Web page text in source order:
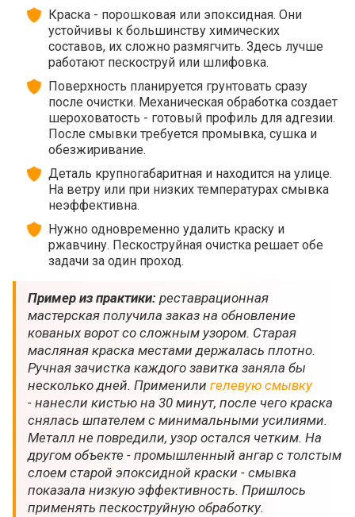
Краска - порошковая или эпоксидная. Они
устойчивы к большинству химических
составов, их сложно размягчить. Здесь лучше
работают пескоструй или шлифовка.
Поверхность планируется грунтовать сразу
после очистки. Механическая обработка создает
шероховатость - готовый профиль для адгезии.
После смывки требуется промывка, сушка и
обезжиривание.
Деталь крупногабаритная и находится на улице.
На ветру или при низких температурах смывка
неэффективна.
Нужно одновременно удалить краску и
ржавчину. Пескоструйная очистка решает обе
задачи за один проход.
Пример из практики: реставрационная
мастерская получила заказ на обновление
кованых ворот со сложным узором. Старая
масляная краска местами держалась плотно.
Ручная зачистка каждого завитка заняла бы
несколько дней. Применили гелевую смывку
- нанесли кистью на 30 минут, после чего краска
снялась шпателем с минимальными усилиями.
Металл не повредили, узор остался четким. На
другом объекте - промышленный ангар с толстым
слоем старой эпоксидной краски - смывка
показала низкую эффективность. Пришлось
применять пескоструйную обработку.